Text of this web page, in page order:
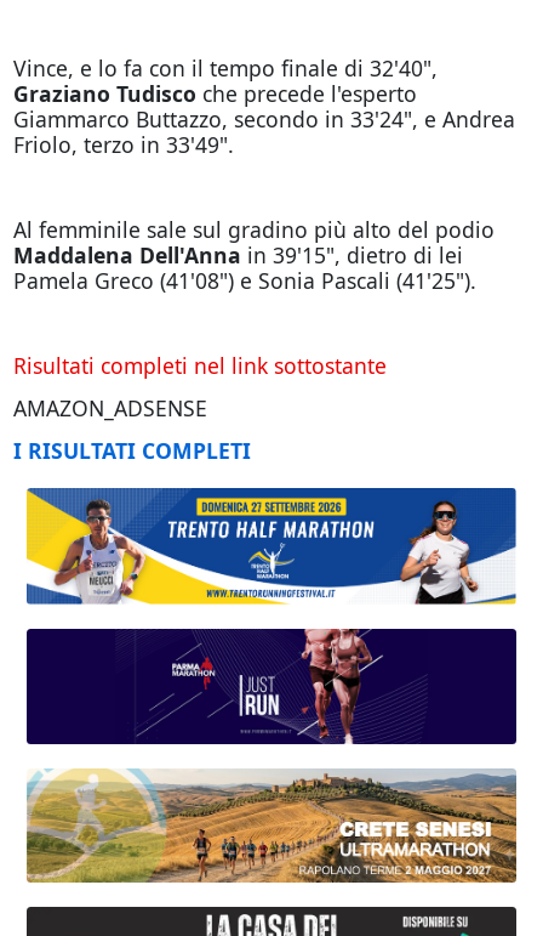
Vince, e lo fa con il tempo finale di 32'40",
Graziano Tudisco che precede l'esperto
Giammarco Buttazzo, secondo in 33'24", e Andrea
Friolo, terzo in 33'49".
Al femminile sale sul gradino più alto del podio
Maddalena Dell'Anna in 39'15", dietro di lei
Pamela Greco (41'08") e Sonia Pascali (41'25").
Risultati completi nel link sottostante
AMAZON_ADSENSE
I RISULTATI COMPLETI